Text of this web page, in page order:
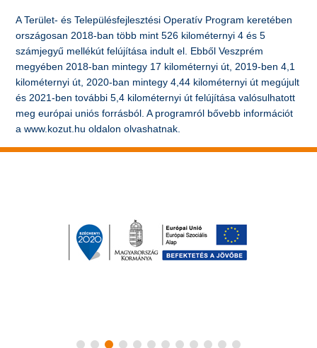
A Terület- és Településfejlesztési Operatív Program keretében
országosan 2018-ban több mint 526 kilométernyi 4 és 5
számjegyű mellékút felújítása indult el. Ebből Veszprém
megyében 2018-ban mintegy 17 kilométernyi út, 2019-ben 4,1
kilométernyi út, 2020-ban mintegy 4,44 kilométernyi út megújult
és 2021-ben további 5,4 kilométernyi út felújítása valósulhatott
meg európai uniós forrásból. A programról bővebb információt
a www.kozut.hu oldalon olvashatnak.